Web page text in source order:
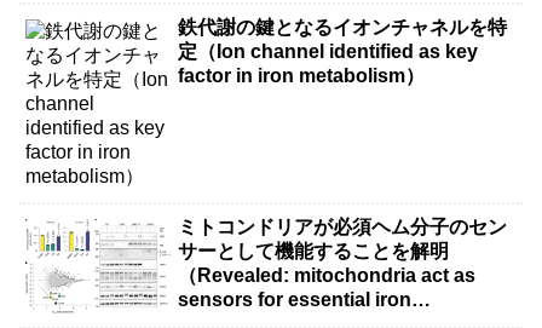
鉄代謝の鍵となるイオンチャネルを特
定（Ion channel identified as key
factor in iron metabolism）
ミトコンドリアが必須ヘム分子のセン
サーとして機能することを解明
（Revealed: mitochondria act as
sensors for essential iron